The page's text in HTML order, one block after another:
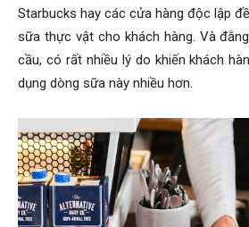
Starbucks hay các cửa hàng độc lập
sữa thực vật cho khách hàng. Và
cầu, có rất nhiều lý do khiến khách
dụng dòng sữa này nhiều hơn.